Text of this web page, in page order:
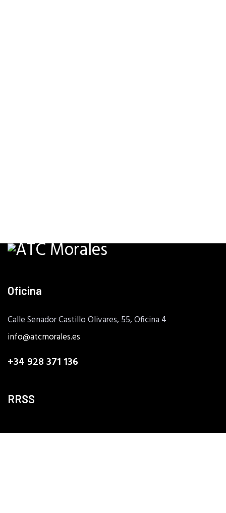
Oficina
Calle Senador Castillo Olivares, 55, Oficina 4
info@atcmorales.es
+34 928 371 136
RRSS